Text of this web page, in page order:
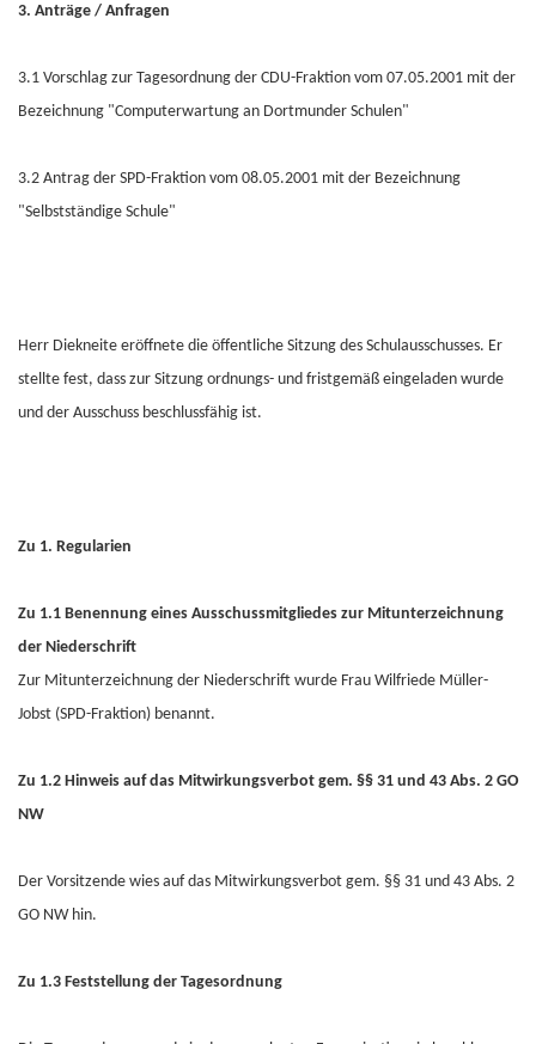
3. Anträge / Anfragen
3.1 Vorschlag zur Tagesordnung der CDU-Fraktion vom 07.05.2001 mit der
Bezeichnung "Computerwartung an Dortmunder Schulen"
3.2 Antrag der SPD-Fraktion vom 08.05.2001 mit der Bezeichnung
"Selbstständige Schule"
Herr Diekneite eröffnete die öffentliche Sitzung des Schulausschusses. Er
stellte fest, dass zur Sitzung ordnungs- und fristgemäß eingeladen wurde
und der Ausschuss beschlussfähig ist.
Zu 1. Regularien
Zu 1.1 Benennung eines Ausschussmitgliedes zur Mitunterzeichnung
der Niederschrift
Zur Mitunterzeichnung der Niederschrift wurde Frau Wilfriede Müller-
Jobst (SPD-Fraktion) benannt.
Zu 1.2 Hinweis auf das Mitwirkungsverbot gem. §§ 31 und 43 Abs. 2 GO
NW
Der Vorsitzende wies auf das Mitwirkungsverbot gem. §§ 31 und 43 Abs. 2
GO NW hin.
Zu 1.3 Feststellung der Tagesordnung